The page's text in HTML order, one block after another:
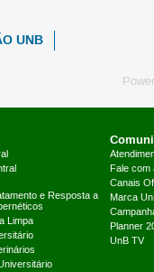
UNB
e Resposta a
Limpa
Fale com
Canais
Marca
Planner
UnB TV